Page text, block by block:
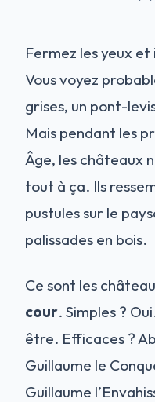
Fermez les yeux
Vous voyez
grises, un pont-
Mais pendant les
Âge, les châteaux
tout à ça. Ils
pustules sur le
palissades en bois.
Ce sont les
cour. Simples ?
être. Efficaces ?
Guillaume le
Guillaume